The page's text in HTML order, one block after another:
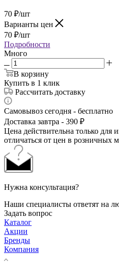
70 ₽/шт
Варианты цен
70 ₽/шт
Подробности
Много
В корзину
Купить в 1 клик
Рассчитать доставку
Самовывоз сегодня - бесплатно
Доставка завтра - 390 ₽
Цена действительна только для
отличаться от цен в розничных
Нужна консультация?
Наши специалисты ответят на
Задать вопрос
Каталог
Акции
Бренды
Компания